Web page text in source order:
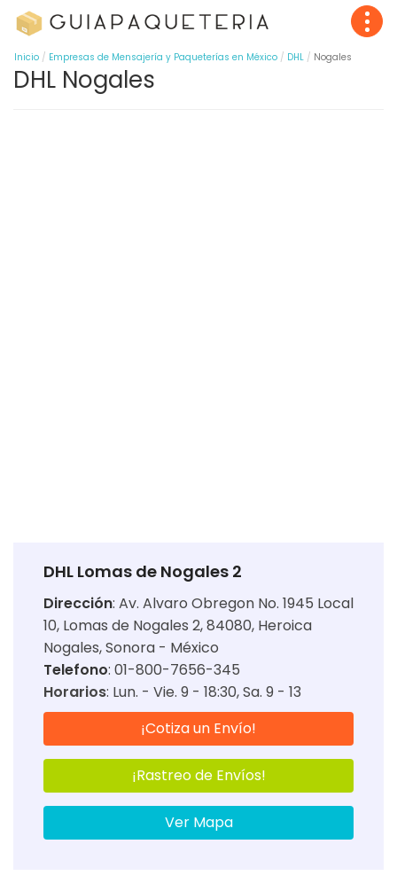
Inicio Empresas de Mensajería y Paqueterías en México DHL Nogales
DHL Nogales
DHL Lomas de Nogales 2
Dirección: Av. Alvaro Obregon No. 1945 Local
10, Lomas de Nogales 2, 84080, Heroica
Nogales, Sonora - México
Telefono: 01-800-7656-345
Horarios: Lun. - Vie. 9 - 18:30 Sa. 9 - 13
¡Cotiza un Envío!
¡Rastreo de Envíos!
Ver Mapa